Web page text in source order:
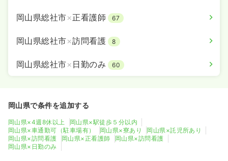
岡山県総社市×正看護師 67
岡山県総社市×訪問看護 8
岡山県総社市× 日勤のみ 60
岡山県で条件を追加する
岡山県×4週8休以上
岡山県×駅徒歩５分以内
岡山県×車通勤可（駐車場有）
岡山県×寮あり
岡山県×託児所あり
岡山県×訪問看護
岡山県×正看護師
岡山県×訪問看護
岡山県×日勤のみ